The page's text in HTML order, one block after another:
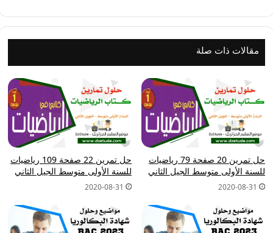
مقالات ذات صلة
حل تمرين 20 صفحة 79 رياضيات
للسنة الأولى متوسط الجيل الثاني
2020-08-31
حل تمرين 22 صفحة 109 رياضيات
للسنة الأولى متوسط الجيل الثاني
2020-08-31